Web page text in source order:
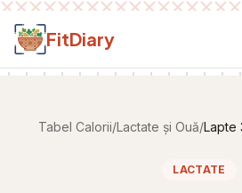
Salt la conținut
FitDiary
Tabel Calorii/Lactate și Ouă/Lapte
LACTATE